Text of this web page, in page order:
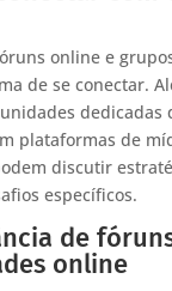
online e
de se conectar.
dedicadas
plataformas de
discutir
específicos.
de
online